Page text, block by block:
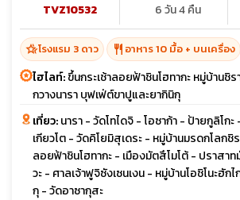
TVZ10532
6 วัน 4 คืน
hotel_classโรงแรม 3 ดาว restaurant อาหาร 10 มื้อ + บนเครื่อง
ไฮไลท์:ขึ้นกระเช้าลอยฟ้าชินโฮทากะ หมู่บ้านชิร
กวางนารา บุฟเฟ่ต์ขาปูและยากินิกุ
เที่ยว:นารา - วัดโทไดจิ - โอซาก้า - ป้ายกูลิโก
เกียวโต - วัดคิโยมิสุเดระ - หมู่บ้านมรดกโลกชิร
ลอยฟ้าชินโฮทากะ - เมืองมัตสึโมโต้ - ปราสา
วะ - ศาลเจ้าฟูจิซังเซนเงน - หมู่บ้านโอชิโนะฮัก
กุ - วัดอาซากุสะ